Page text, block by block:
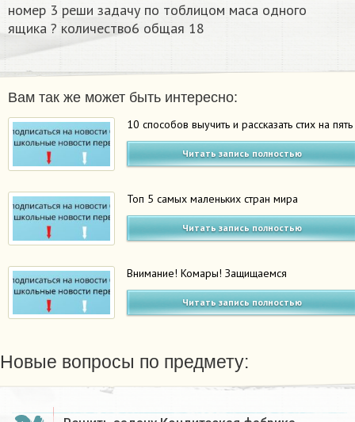
номер 3 реши задачу по тоблицом маса одного
ящика ? количество6 общая 18​
Вам так же может быть интересно:
10 способов выучить и рассказать стих на пять
Читать запись полностью
Топ 5 самых маленьких стран мира
Читать запись полностью
Внимание! Комары! Защищаемся
Читать запись полностью
Новые вопросы по предмету: